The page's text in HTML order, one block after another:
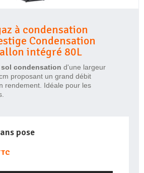
à condensation
Condensation
intégré 80L
sol condensation d'une largeur
proposant un grand débit
rendement. Idéale pour les
pose